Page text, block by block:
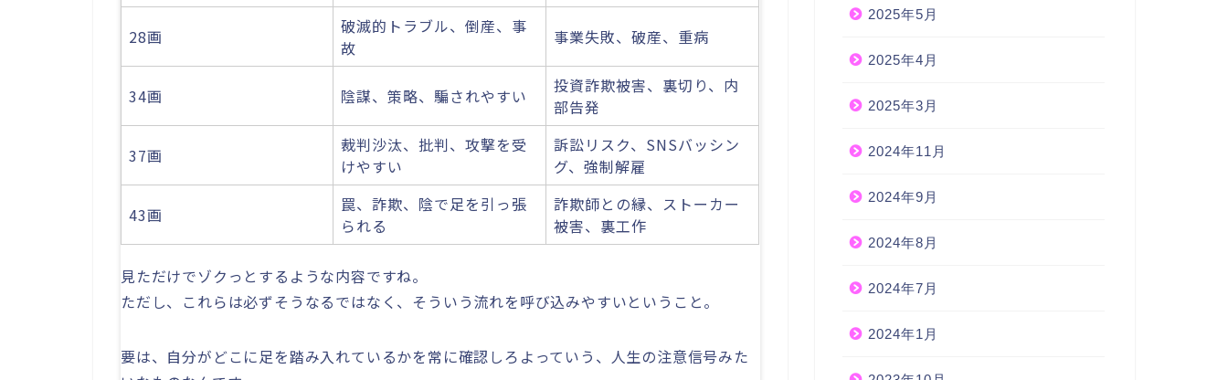
28画
破滅的トラブル、倒産、事
故
事業失敗、破産、重病
34画 陰謀、策略、騙されやすい
投資詐欺被害、裏切り、内
部告発
37画
裁判沙汰、批判、攻撃を受
けやすい
訴訟リスク、SNSバッシン
グ、強制解雇
43画
罠、詐欺、陰で足を引っ張
られる
詐欺師との縁、ストーカー
被害、裏工作
見ただけでゾクっとするような内容ですね。
ただし、これらは必ずそうなるではなく、そういう流れを呼び込みやすいということ。
要は、自分がどこに足を踏み入れているかを常に確認しろよっていう、人生の注意信号みた
2025年5月
2025年4月
2025年3月
2024年11月
2024年9月
2024年8月
2024年7月
2024年1月